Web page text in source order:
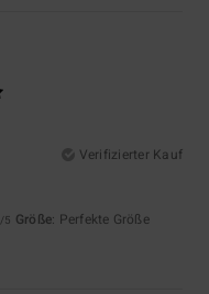
Verifizierter Kauf
/5 Größe: Perfekte Größe